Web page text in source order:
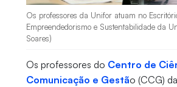
Os professores da Unifor atuam no
Empreendedorismo e Sustentabilidade da
Soares)
Os professores do Centro de
Comunicação e Gestão (CCG)